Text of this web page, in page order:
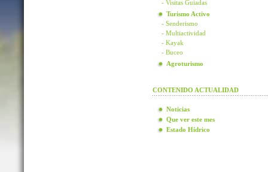
- Visitas Guiadas
Turismo Activo
- Senderismo
- Multiactividad
- Kayak
- Buceo
Agroturismo
CONTENIDO ACTUALIDAD
Noticias
Que ver este mes
Estado Hídrico